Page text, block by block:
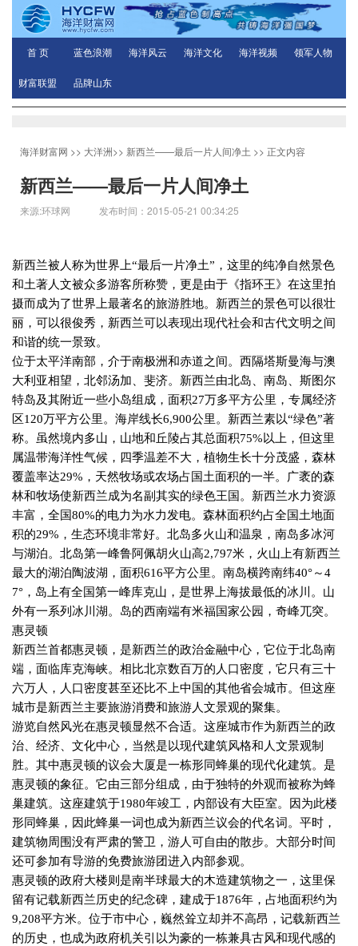
首 页 蓝色浪潮 海洋风云 海洋文化 海洋视频 领军人物
财富联盟 品牌山东
海洋财富网 >> 大洋洲>> 新西兰——最后一片人间净土 >> 正文内容
新西兰——最后一片人间净土
来源:环球网 发布时间：2015-05-21 00:34:25
新西兰被人称为世界上“最后一片净土”，这里的纯净自然景色
和土著人文被众多游客所称赞，更是由于《指环王》在这里拍
摄而成为了世界上最著名的旅游胜地。新西兰的景色可以很壮
丽，可以很俊秀，新西兰可以表现出现代社会和古代文明之间
和谐的统一景致。
位于太平洋南部，介于南极洲和赤道之间。西隔塔斯曼海与澳
大利亚相望，北邻汤加、斐济。新西兰由北岛、南岛、斯图尔
特岛及其附近一些小岛组成，面积27万多平方公里，专属经济
区120万平方公里。海岸线长6,900公里。新西兰素以“绿色”著
称。虽然境内多山，山地和丘陵占其总面积75%以上，但这里
属温带海洋性气候，四季温差不大，植物生长十分茂盛，森林
覆盖率达29% ，天然牧场或农场占国土面积的一半。广袤的森
林和牧场使新西兰成为名副其实的绿色王国。新西兰水力资源
丰富，全国80%的电力为水力发电。森林面积约占全国土地面
积的29% ，生态环境非常好。北岛多火山和温泉，南岛多冰河
与湖泊。北岛第一峰鲁阿佩胡火山高2,797米，火山上有新西兰
最大的湖泊陶波湖，面积616平方公里。南岛横跨南纬40°～4
7°，岛上有全国第一峰库克山，是世界上海拔最低的冰川。山
外有一系列冰川湖。岛的西南端有米福国家公园，奇峰兀突。
惠灵顿
新西兰首都惠灵顿，是新西兰的政治金融中心，它位于北岛南
端，面临库克海峡。相比北京数百万的人口密度，它只有三十
六万人，人口密度甚至还比不上中国的其他省会城市。但这座
城市是新西兰主要旅游消费和旅游人文景观的聚集。
游览自然风光在惠灵顿显然不合适。这座城市作为新西兰的政
治、经济、文化中心，当然是以现代建筑风格和人文景观制
胜。其中惠灵顿的议会大厦是一栋形同蜂巢的现代化建筑。是
惠灵顿的象征。它由三部分组成，由于独特的外观而被称为蜂
巢建筑。这座建筑于1980年竣工，内部设有大臣室。因为此楼
形同蜂巢，因此蜂巢一词也成为新西兰议会的代名词。平时，
建筑物周围没有严肃的警卫，游人可自由的散步。大部分时间
还可参加有导游的免费旅游团进入内部参观。
惠灵顿的政府大楼则是南半球最大的木造建筑物之一，这里保
留有记载新西兰历史的纪念碑，建成于1876年，占地面积约为
9,208平方米。位于市中心，巍然耸立却并不高昂，记载新西兰
的历史，也成为政府机关引以为豪的一栋兼具古风和现代感的